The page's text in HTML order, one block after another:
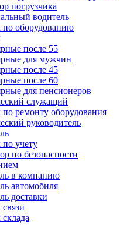
погрузчика
водитель
по оборудованию
после 55
для мужчин
после 45
после 60
для пенсионеров
служащий
по ремонту оборудования
руководитель
по учету
по безопасности
в компанию
автомобиля
доставки